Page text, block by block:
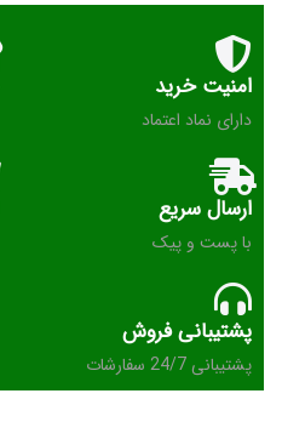
امنیت خرید
دارای نماد اعتماد
ارسال سریع
با پست و پیک
پشتیبانی فروش
پشتیبانی 24/7 سفارشات